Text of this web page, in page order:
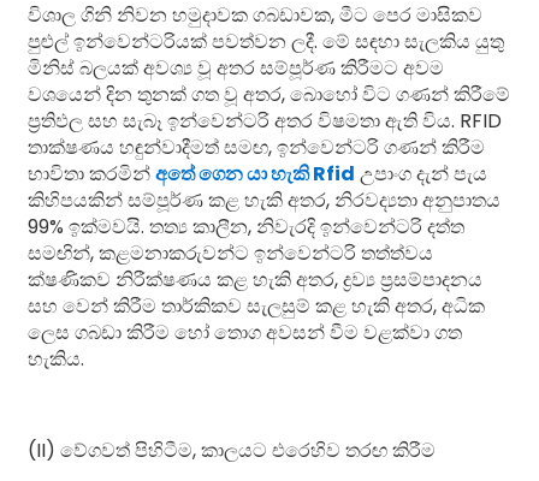
විශාල ගිනි නිවන හමුදාවක ගබඩාවක, මීට පෙර මාසිකව
පුළුල් ඉන්වෙන්ටරියක් පවත්වන ලදී. මේ සඳහා සැලකිය යුතු
මිනිස් බලයක් අවශ්‍ය වූ අතර සම්පූර්ණ කිරීමට අවම
වශයෙන් දින තුනක් ගත වූ අතර, බොහෝ විට ගණන් කිරීමේ
ප්‍රතිඵල සහ සැබෑ ඉන්වෙන්ටරි අතර විෂමතා ඇති විය. RFID
තාක්ෂණය හඳුන්වාදීමත් සමඟ, ඉන්වෙන්ටරි ගණන් කිරීම
භාවිතා කරමින්අතේ ගෙන යා හැකි Rfid උපාංග දැන් පැය
කිහිපයකින් සම්පූර්ණ කළ හැකි අතර, නිරවද්‍යතා අනුපාතය
99% ඉක්මවයි. තත්‍ය කාලීන, නිවැරදි ඉන්වෙන්ටරි දත්ත
සමඟින්, කළමනාකරුවන්ට ඉන්වෙන්ටරි තත්ත්වය
ක්ෂණිකව නිරීක්ෂණය කළ හැකි අතර, ද්‍රව්‍ය ප්‍රසම්පාදනය
සහ වෙන් කිරීම තාර්කිකව සැලසුම් කළ හැකි අතර, අධික
ලෙස ගබඩා කිරීම හෝ තොග අවසන් වීම වළක්වා ගත
හැකිය.
(II) වේගවත් පිහිටීම, කාලයට එරෙහිව තරඟ කිරීම